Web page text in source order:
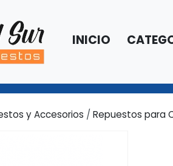
INICIO
y Accesorios / Repuestos para